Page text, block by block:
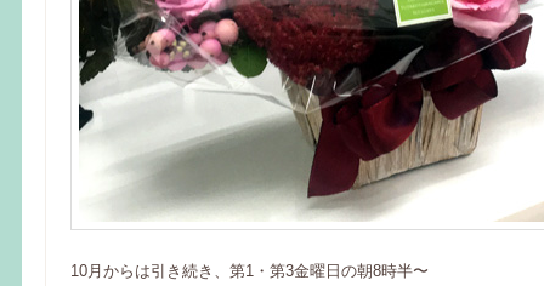
10月からは引き続き、第1・第3金曜日の朝8時半〜